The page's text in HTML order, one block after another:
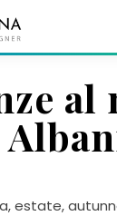
al
estate,